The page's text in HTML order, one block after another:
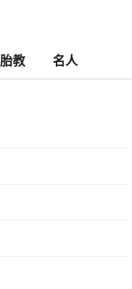
胎教 名人